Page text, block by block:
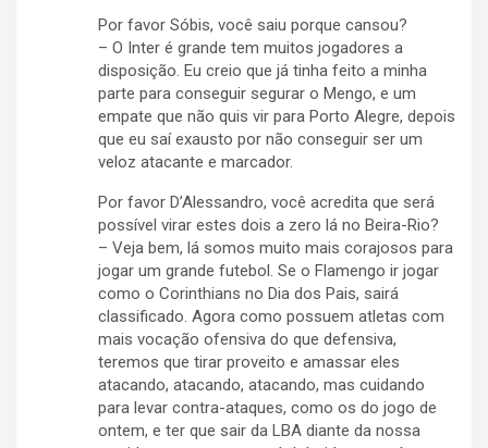
Por favor Sóbis, você saiu porque cansou?
– O Inter é grande tem muitos jogadores a
disposição. Eu creio que já tinha feito a minha
parte para conseguir segurar o Mengo, e um
empate que não quis vir para Porto Alegre, depois
que eu saí exausto por não conseguir ser um
veloz atacante e marcador.
Por favor D’Alessandro, você acredita que será
possível virar estes dois a zero lá no Beira-Rio?
– Veja bem, lá somos muito mais corajosos para
jogar um grande futebol. Se o Flamengo ir jogar
como o Corinthians no Dia dos Pais, sairá
classificado. Agora como possuem atletas com
mais vocação ofensiva do que defensiva,
teremos que tirar proveito e amassar eles
atacando, atacando, atacando, mas cuidando
para levar contra-ataques, como os do jogo de
ontem, e ter que sair da LBA diante da nossa